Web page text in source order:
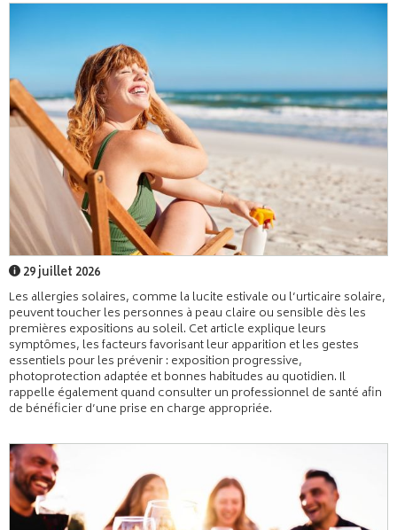
29 juillet 2026
Les allergies solaires, comme la lucite estivale ou l’urticaire solaire,
peuvent toucher les personnes à peau claire ou sensible dès les
premières expositions au soleil. Cet article explique leurs
symptômes, les facteurs favorisant leur apparition et les gestes
essentiels pour les prévenir : exposition progressive,
photoprotection adaptée et bonnes habitudes au quotidien. Il
rappelle également quand consulter un professionnel de santé afin
de bénéficier d’une prise en charge appropriée.